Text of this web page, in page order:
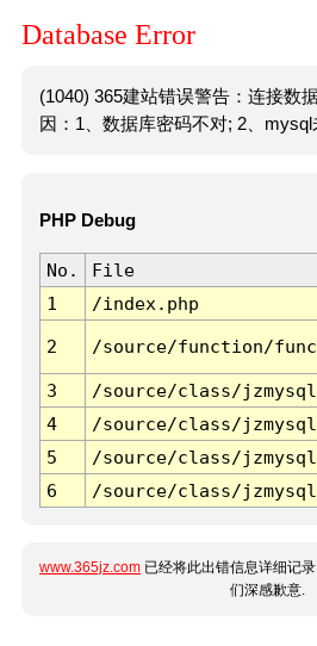
Database Error
(1040) 365建站错误警告：连接数
因：1、数据库密码不对; 2、mysql
PHP Debug
No. File
1
/index.php
2 /source/function/
3 /source/class/
4
/source/class/
5
/source/class/
6
/source/class/
www.365jz.com 已经将此出错信息详细记
们深感歉意.